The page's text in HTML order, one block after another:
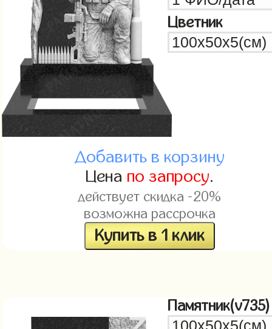
Цветник
Добавить в корзину
Цена по запросу.
действует скидка -20%
возможна рассрочка
Купить в 1 клик
Памятник(v735)